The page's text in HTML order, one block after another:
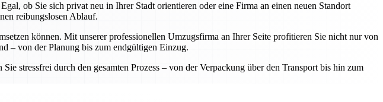
ob Sie sich privat neu in Ihrer Stadt orientieren oder eine Firma an einen neuen Standort
reibungslosen Ablauf.
können. Mit unserer professionellen Umzugsfirma an Ihrer Seite profitieren Sie nicht nur von
– von der Planung bis zum endgültigen Einzug.
stressfrei durch den gesamten Prozess – von der Verpackung über den Transport bis hin zum